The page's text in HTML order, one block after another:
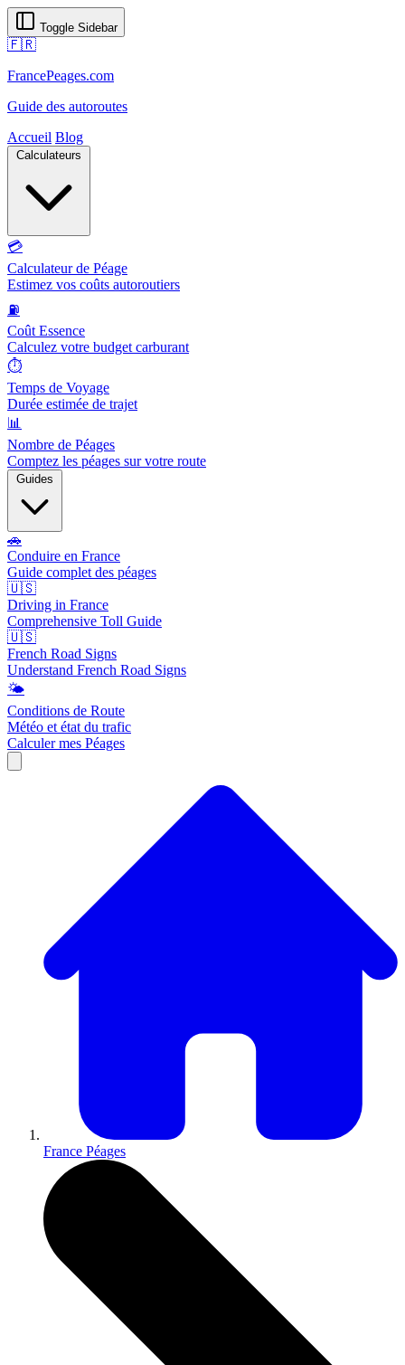
Toggle Sidebar
🇫🇷
FrancePeages.com
Guide des autoroutes
Accueil Blog
Calculateurs
💳
Calculateur de Péage
Estimez vos coûts autoroutiers
⛽
Coût Essence
Calculez votre budget carburant
⏱️
Temps de Voyage
Durée estimée de trajet
📊
Nombre de Péages
Comptez les péages sur votre route
Guides
🚗
Conduire en France
Guide complet des péages
🇺🇸
Driving in France
Comprehensive Toll Guide
🇺🇸
French Road Signs
Understand French Road Signs
🌤️
Conditions de Route
Météo et état du trafic
Calculer mes Péages
France Péages